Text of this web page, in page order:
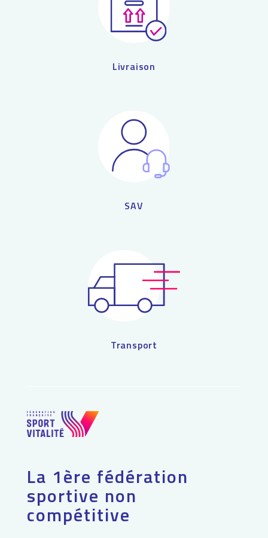
Livraison
SAV
Transport
La 1ère fédération
sportive non
compétitive